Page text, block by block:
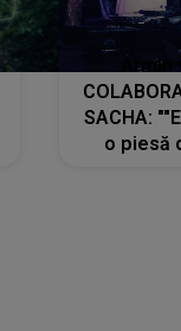
SACHA:
o piesă